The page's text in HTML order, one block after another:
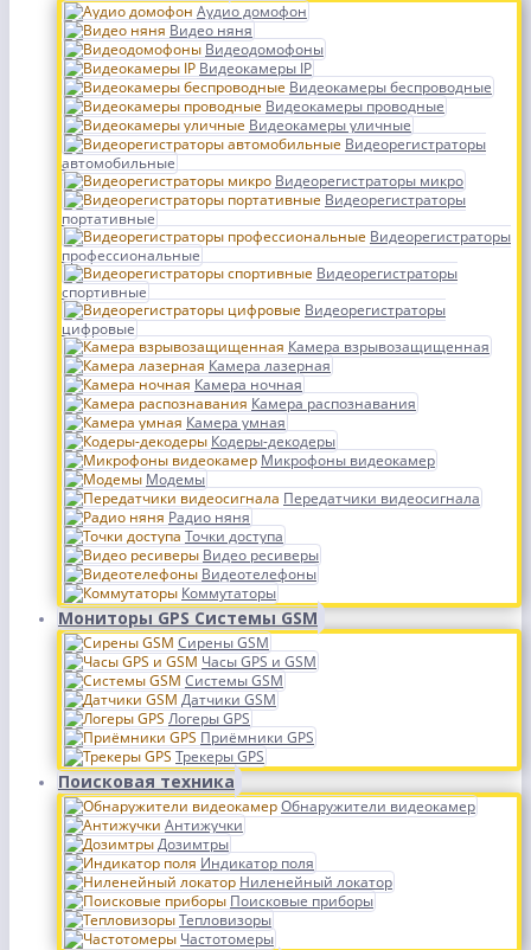
Аудио домофон
Видео няня
Видеодомофоны
Видеокамеры IP
Видеокамеры беспроводные
Видеокамеры проводные
Видеокамеры уличные
Видеорегистраторы
автомобильные
Видеорегистраторы микро
Видеорегистраторы
портативные
Видеорегистраторы
профессиональные
Видеорегистраторы
спортивные
Видеорегистраторы
цифровые
Камера взрывозащищенная
Камера лазерная
Камера ночная
Камера распознавания
Камера умная
Кодеры-декодеры
Микрофоны видеокамер
Модемы
Передатчики видеосигнала
Радио няня
Точки доступа
Видео ресиверы
Видеотелефоны
Коммутаторы
Мониторы GPS Системы GSM
Сирены GSM
Часы GPS и GSM
Системы GSM
Датчики GSM
Логеры GPS
Приёмники GPS
Трекеры GPS
Поисковая техника
Обнаружители видеокамер
Антижучки
Дозимтры
Индикатор поля
Ниленейный локатор
Поисковые приборы
Тепловизоры
Частотомеры